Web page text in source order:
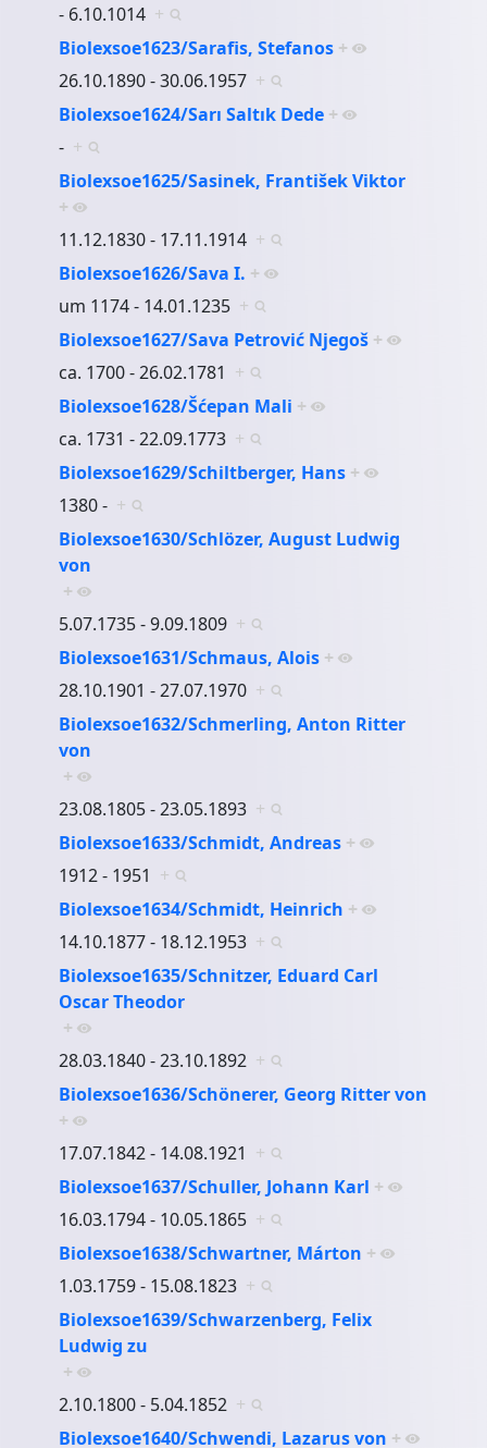
- 6.10.1014 +
Biolexsoe1623/Sarafis, Stefanos +
26.10.1890 - 30.06.1957 +
Biolexsoe1624/Sarı Saltık Dede +
- +
Biolexsoe1625/Sasinek, František Viktor
+
11.12.1830 - 17.11.1914 +
Biolexsoe1626/Sava I. +
um 1174 - 14.01.1235 +
Biolexsoe1627/Sava Petrović Njegoš +
ca. 1700 - 26.02.1781 +
Biolexsoe1628/Šćepan Mali +
ca. 1731 - 22.09.1773 +
Biolexsoe1629/Schiltberger, Hans +
1380 - +
Biolexsoe1630/Schlözer, August Ludwig
von
+
5.07.1735 - 9.09.1809 +
Biolexsoe1631/Schmaus, Alois +
28.10.1901 - 27.07.1970 +
Biolexsoe1632/Schmerling, Anton Ritter
von
+
23.08.1805 - 23.05.1893 +
Biolexsoe1633/Schmidt, Andreas +
1912 - 1951 +
Biolexsoe1634/Schmidt, Heinrich +
14.10.1877 - 18.12.1953 +
Biolexsoe1635/Schnitzer, Eduard Carl
Oscar Theodor
+
28.03.1840 - 23.10.1892 +
Biolexsoe1636/Schönerer, Georg Ritter von
+
17.07.1842 - 14.08.1921 +
Biolexsoe1637/Schuller, Johann Karl +
16.03.1794 - 10.05.1865 +
Biolexsoe1638/Schwartner, Márton +
1.03.1759 - 15.08.1823 +
Biolexsoe1639/Schwarzenberg, Felix
Ludwig zu
+
2.10.1800 - 5.04.1852 +
Biolexsoe1640/Schwendi, Lazarus von +